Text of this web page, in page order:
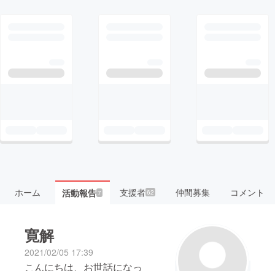
ホーム 活動報告7 支援者62 仲間募集 コメント
寛解
2021/02/05 17:39
こんにちは、お世話になっ